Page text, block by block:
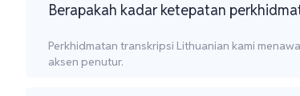
Berapakah kadar ketepatan
Perkhidmatan transkripsi Lithuanian kami
aksen penutur.